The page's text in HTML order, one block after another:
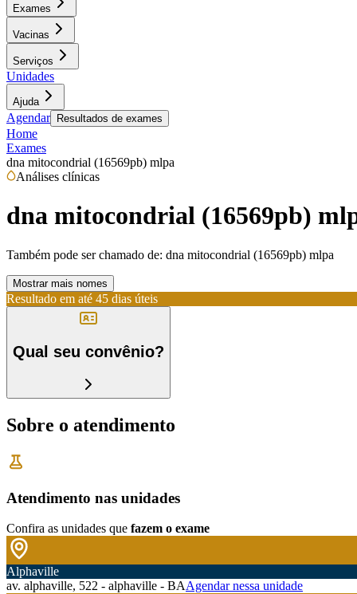
Exames
Vacinas
Serviços
Unidades
Ajuda
Agendar Resultados de exames
Home
Exames
dna mitocondrial (16569pb) mlpa
Análises clínicas
dna mitocondrial (16569pb)
Também pode ser chamado de: dna mitocondrial (16569pb) mlpa
Mostrar mais nomes
Resultado em até 45 dias úteis
Qual seu convênio?
Sobre o atendimento
Atendimento nas unidades
Confira as unidades que fazem o exame
Alphaville
av. alphaville, 522 - alphaville - BAAgendar nessa unidade